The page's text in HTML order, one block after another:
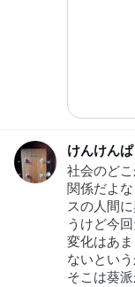
けんけん
社会のど
関係だよ
スの人間
うけど今
変化はあ
ないという
そこは葵派